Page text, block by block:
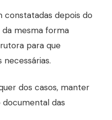
constatadas depois do
mesma forma
para que
necessárias.
dos casos, manter
das